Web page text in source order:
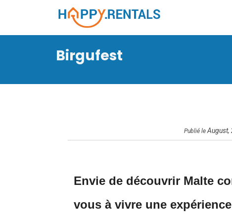
Birgufest
Publié leAugust,
Envie de découvrir Malte
vous à vivre une